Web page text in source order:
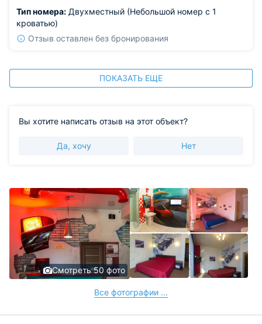
Тип номера: Двухместный (Небольшой номер с 1
кроватью)
Отзыв оставлен без бронирования
ПОКАЗАТЬ ЕЩЕ
Вы хотите написать отзыв на этот объект?
Да, хочу Нет
Смотреть 50 фото
Все фотографии ...